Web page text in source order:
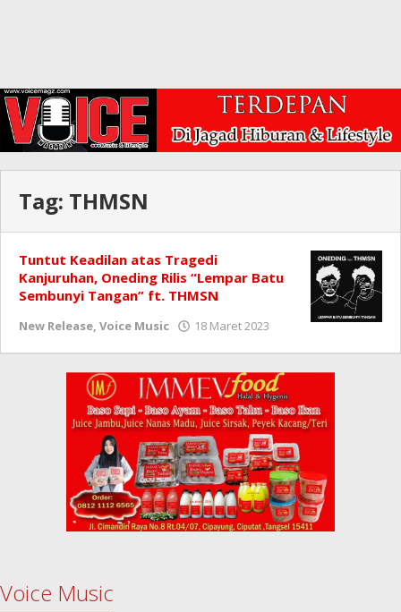
Tag: THMSN
Tuntut Keadilan atas Tragedi
Kanjuruhan, Oneding Rilis “Lempar Batu
Sembunyi Tangan” ft. THMSN
New Release, Voice Music 18 Maret 2023
Voice Music